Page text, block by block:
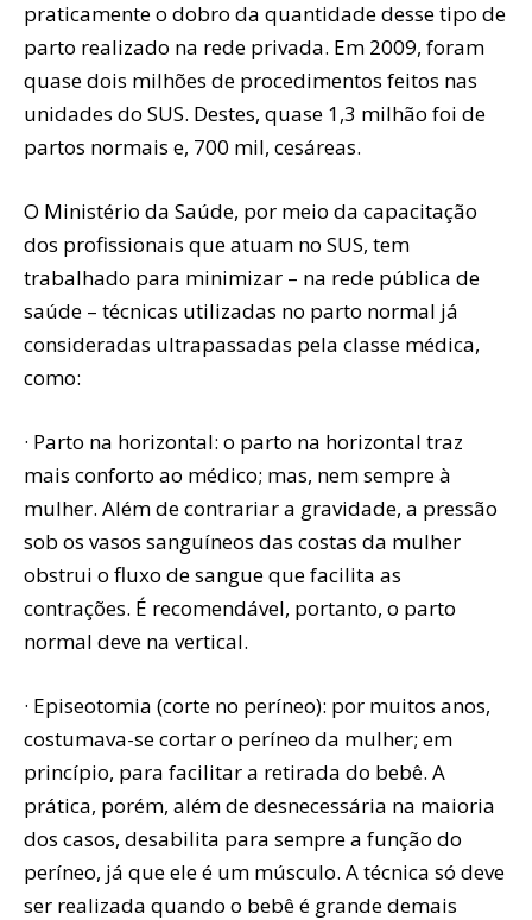
praticamente o dobro da quantidade desse tipo de
parto realizado na rede privada. Em 2009, foram
quase dois milhões de procedimentos feitos nas
unidades do SUS. Destes, quase 1,3 milhão foi de
partos normais e, 700 mil, cesáreas.
O Ministério da Saúde, por meio da capacitação
dos profissionais que atuam no SUS, tem
trabalhado para minimizar – na rede pública de
saúde – técnicas utilizadas no parto normal já
consideradas ultrapassadas pela classe médica,
como:
· Parto na horizontal: o parto na horizontal traz
mais conforto ao médico; mas, nem sempre à
mulher. Além de contrariar a gravidade, a pressão
sob os vasos sanguíneos das costas da mulher
obstrui o fluxo de sangue que facilita as
contrações. É recomendável, portanto, o parto
normal deve na vertical.
· Episeotomia (corte no períneo): por muitos anos,
costumava-se cortar o períneo da mulher; em
princípio, para facilitar a retirada do bebê. A
prática, porém, além de desnecessária na maioria
dos casos, desabilita para sempre a função do
períneo, já que ele é um músculo. A técnica só deve
ser realizada quando o bebê é grande demais